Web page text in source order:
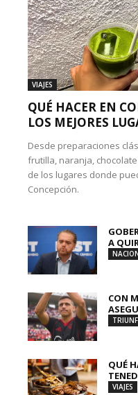
VIAJES
QUÉ HACER EN
LOS MEJORES
Desde preparaciones
frutilla, naranja,
de los lugares donde
Concepción.
A
CON
QUÉ
VIAJES